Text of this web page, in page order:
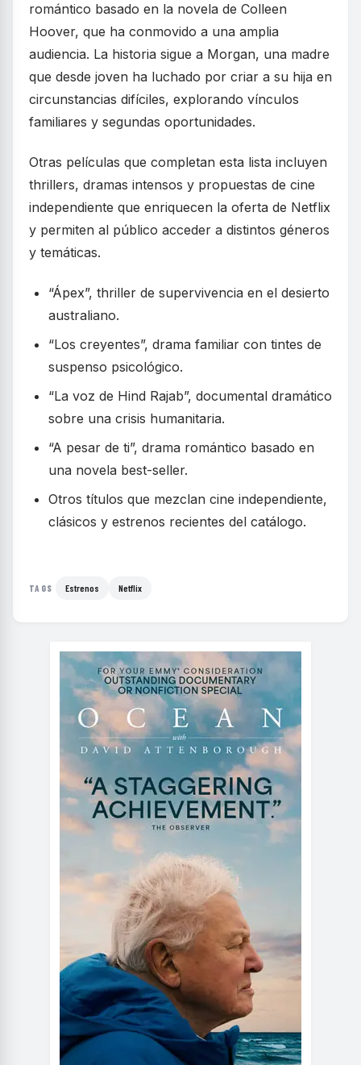
romántico basado en la novela de Colleen
Hoover, que ha conmovido a una amplia
audiencia. La historia sigue a Morgan, una madre
que desde joven ha luchado por criar a su hija en
circunstancias difíciles, explorando vínculos
familiares y segundas oportunidades.
Otras películas que completan esta lista incluyen
thrillers, dramas intensos y propuestas de cine
independiente que enriquecen la oferta de Netflix
y permiten al público acceder a distintos géneros
y temáticas.
“Ápex”, thriller de supervivencia en el desierto
australiano.
“Los creyentes”, drama familiar con tintes de
suspenso psicológico.
“La voz de Hind Rajab”, documental dramático
sobre una crisis humanitaria.
“A pesar de ti”, drama romántico basado en
una novela best-seller.
Otros títulos que mezclan cine independiente,
clásicos y estrenos recientes del catálogo.
TAGS Estrenos Netflix